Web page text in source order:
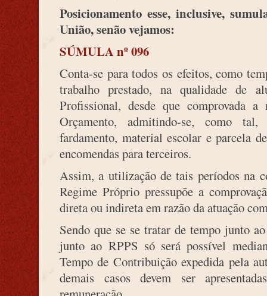
Posicionamento esse, inclusive,
União, senão vejamos:
SÚMULA nº 096
Conta-se para todos os efeitos, como
trabalho prestado, na qualidade de
Profissional, desde que comprovada
Orçamento, admitindo-se, como
fardamento, material escolar e parcela
encomendas para terceiros.
Assim, a utilização de tais períodos na
Regime Próprio pressupõe a
direta ou indireta em razão da atuação
Sendo que se se tratar de tempo junto
junto ao RPPS só será possível
Tempo de Contribuição expedida pela
demais casos devem ser